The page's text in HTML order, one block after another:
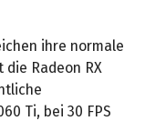
ihre normale
die Radeon RX
Ti, bei 30 FPS